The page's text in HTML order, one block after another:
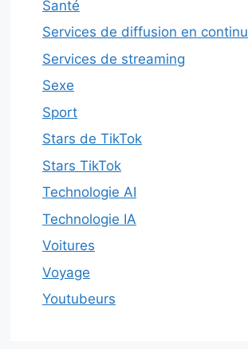
Santé
Services de diffusion en continu
Services de streaming
Sexe
Sport
Stars de TikTok
Stars TikTok
Technologie AI
Technologie IA
Voitures
Voyage
Youtubeurs